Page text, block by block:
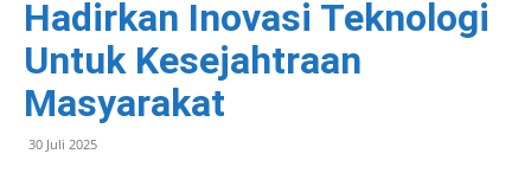
Hadirkan Inovasi Teknologi
Untuk Kesejahtraan
Masyarakat
30 Juli 2025